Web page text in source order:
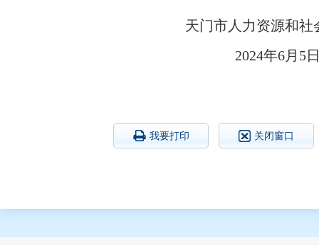
天门市人力资源
2024
我要打印 关闭窗口